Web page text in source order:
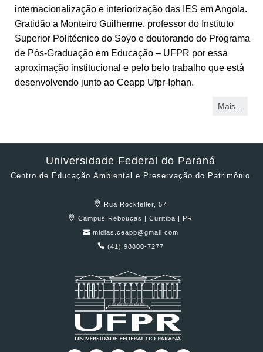
internacionalização e interiorização das IES em Angola.
Gratidão a Monteiro Guilherme, professor do Instituto
Superior Politécnico do Soyo e doutorando do Programa
de Pós-Graduação em Educação – UFPR por essa
aproximação institucional e pelo belo trabalho que está
desenvolvendo junto ao Ceapp Ufpr-Iphan.
Mais...
Universidade Federal do Paraná
Centro de Educação Ambiental e Preservação do Patrimônio
Rua Rockfeller, 57
Campus Rebouças | Curitiba | PR
midias.ceapp@gmail.com
(41) 98800-7277